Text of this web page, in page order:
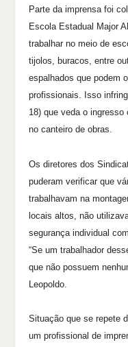
Parte da imprensa foi
Escola Estadual Major
trabalhar no meio de
tijolos, buracos, entre
espalhados que podem
profissionais. Isso
18) que veda o ingresso
no canteiro de obras.
Os diretores dos
puderam verificar que
trabalhavam na
locais altos, não
segurança individual
“Se um trabalhador
que não possuem
Leopoldo.
Situação que se repete
um profissional de